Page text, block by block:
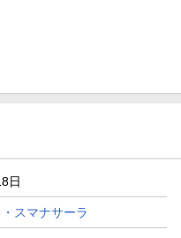
日
スマナサーラ